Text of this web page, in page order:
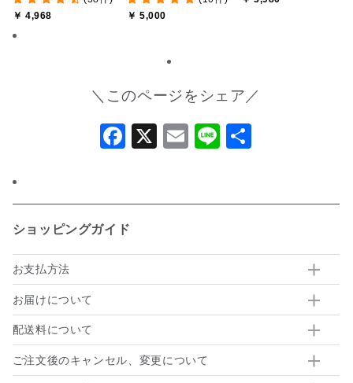
州・沖縄送料別途】【オ
ンライン限定】
￥ 4,968
土料理】【送料込み/北海
￥ 5,000
＼このページをシェア／
Facebook
X Email
Line
ショッピングガイド
お支払方法
お届けについて
配送料について
ご注文後のキャンセル、変更について